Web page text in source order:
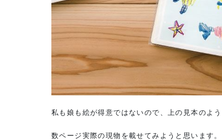
私も娘も絵が得意ではないので、上の見本のよ
数ページ実際の現物を載せてみようと思います。